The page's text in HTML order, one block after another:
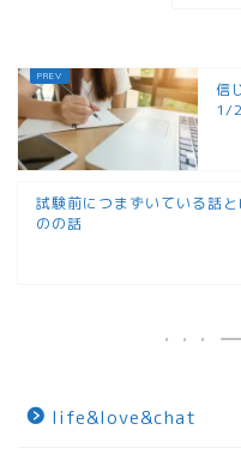
信
1/
試験前につまずいている話
のの話
life&love&chat